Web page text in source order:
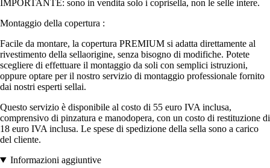
IMPORTANTE: sono in vendita solo i coprisella, non le selle intere.
Montaggio della copertura :
Facile da montare, la copertura PREMIUM si adatta direttamente al
rivestimento della sellaorigine, senza bisogno di modifiche. Potete
scegliere di effettuare il montaggio da soli con semplici istruzioni,
oppure optare per il nostro servizio di montaggio professionale fornito
dai nostri esperti sellai.
Questo servizio è disponibile al costo di 55 euro IVA inclusa,
comprensivo di pinzatura e manodopera, con un costo di restituzione di
18 euro IVA inclusa. Le spese di spedizione della sella sono a carico
del cliente.
Informazioni aggiuntive